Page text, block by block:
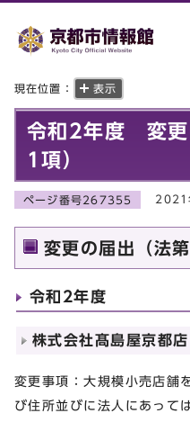
現在位置： 表示
令和2年度 変更
1項）
ページ番号267355 2021
変更の届出（法
令和2年度
株式会社髙島屋京都店
変更事項：大規模小売店舗
び住所並びに法人にあって